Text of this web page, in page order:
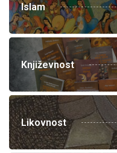
Islam
Književnost
Likovnost